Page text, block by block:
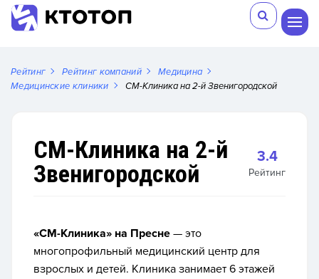
Рейтинг Рейтинг компаний
Медицина
Медицинские клиники
СМ-Клиника на 2-й Звенигородской
СМ-Клиника на 2-й
Звенигородской
3.4
Рейтинг
«СМ-Клиника» на Пресне — это
многопрофильный медицинский центр для
взрослых и детей. Клиника занимает 6 этажей